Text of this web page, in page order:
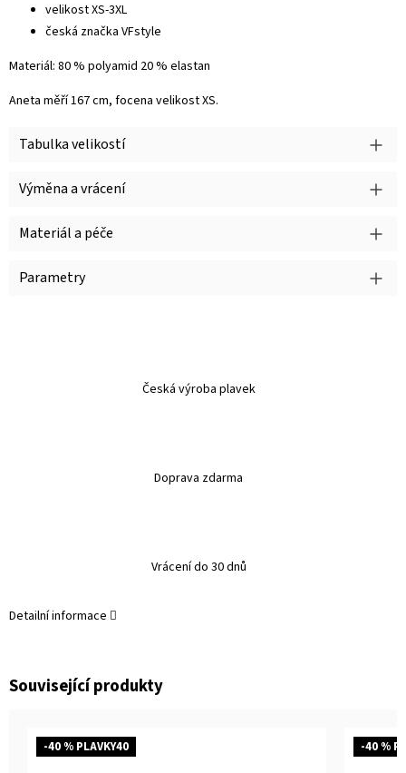
Tabulka velikostí
Výměna a vrácení
Materiál a péče
Parametry
Česká výroba plavek
Doprava zdarma
Vrácení do 30 dnů
velikost XS-3XL
česká značka VFstyle
Materiál: 80 % polyamid 20 % elastan
Aneta měří 167 cm, focena velikost XS.
Detailní informace
Související produkty
-40 % PLAVKY40 -40 %